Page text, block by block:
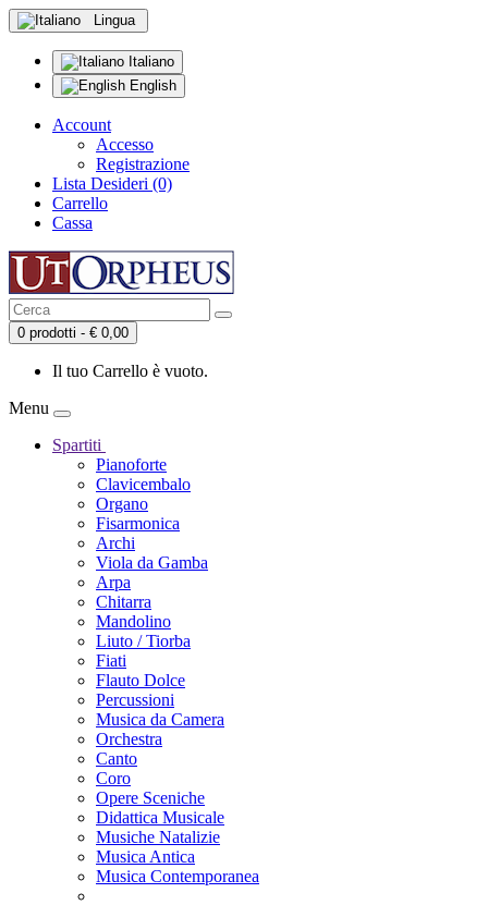
Lingua
Italiano
English
Account
Accesso
Registrazione
Lista Desideri (0)
Carrello
Cassa
0 prodotti - € 0,00
Il tuo Carrello è vuoto.
Menu
Spartiti
Pianoforte
Clavicembalo
Organo
Fisarmonica
Archi
Viola da Gamba
Arpa
Chitarra
Mandolino
Liuto / Tiorba
Fiati
Flauto Dolce
Percussioni
Musica da Camera
Orchestra
Canto
Coro
Opere Sceniche
Didattica Musicale
Musiche Natalizie
Musica Antica
Musica Contemporanea